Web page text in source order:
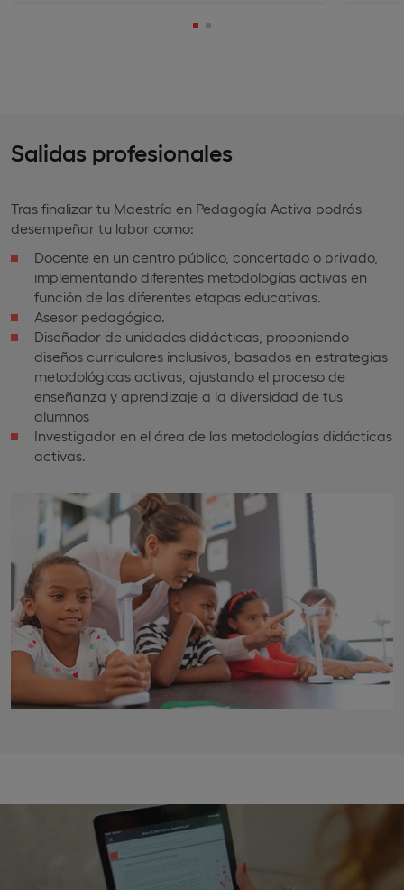
Salidas profesionales
Tras finalizar tu Maestría en Pedagogía Activa podrás
desempeñar tu labor como:
Docente en un centro público, concertado o privado,
implementando diferentes metodologías activas en
función de las diferentes etapas educativas.
Asesor pedagógico.
Diseñador de unidades didácticas, proponiendo
diseños curriculares inclusivos, basados en estrategias
metodológicas activas, ajustando el proceso de
enseñanza y aprendizaje a la diversidad de tus
alumnos
Investigador en el área de las metodologías didácticas
activas.